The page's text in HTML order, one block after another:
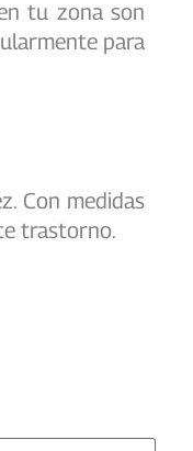
tu zona son
para
Con medidas
trastorno.